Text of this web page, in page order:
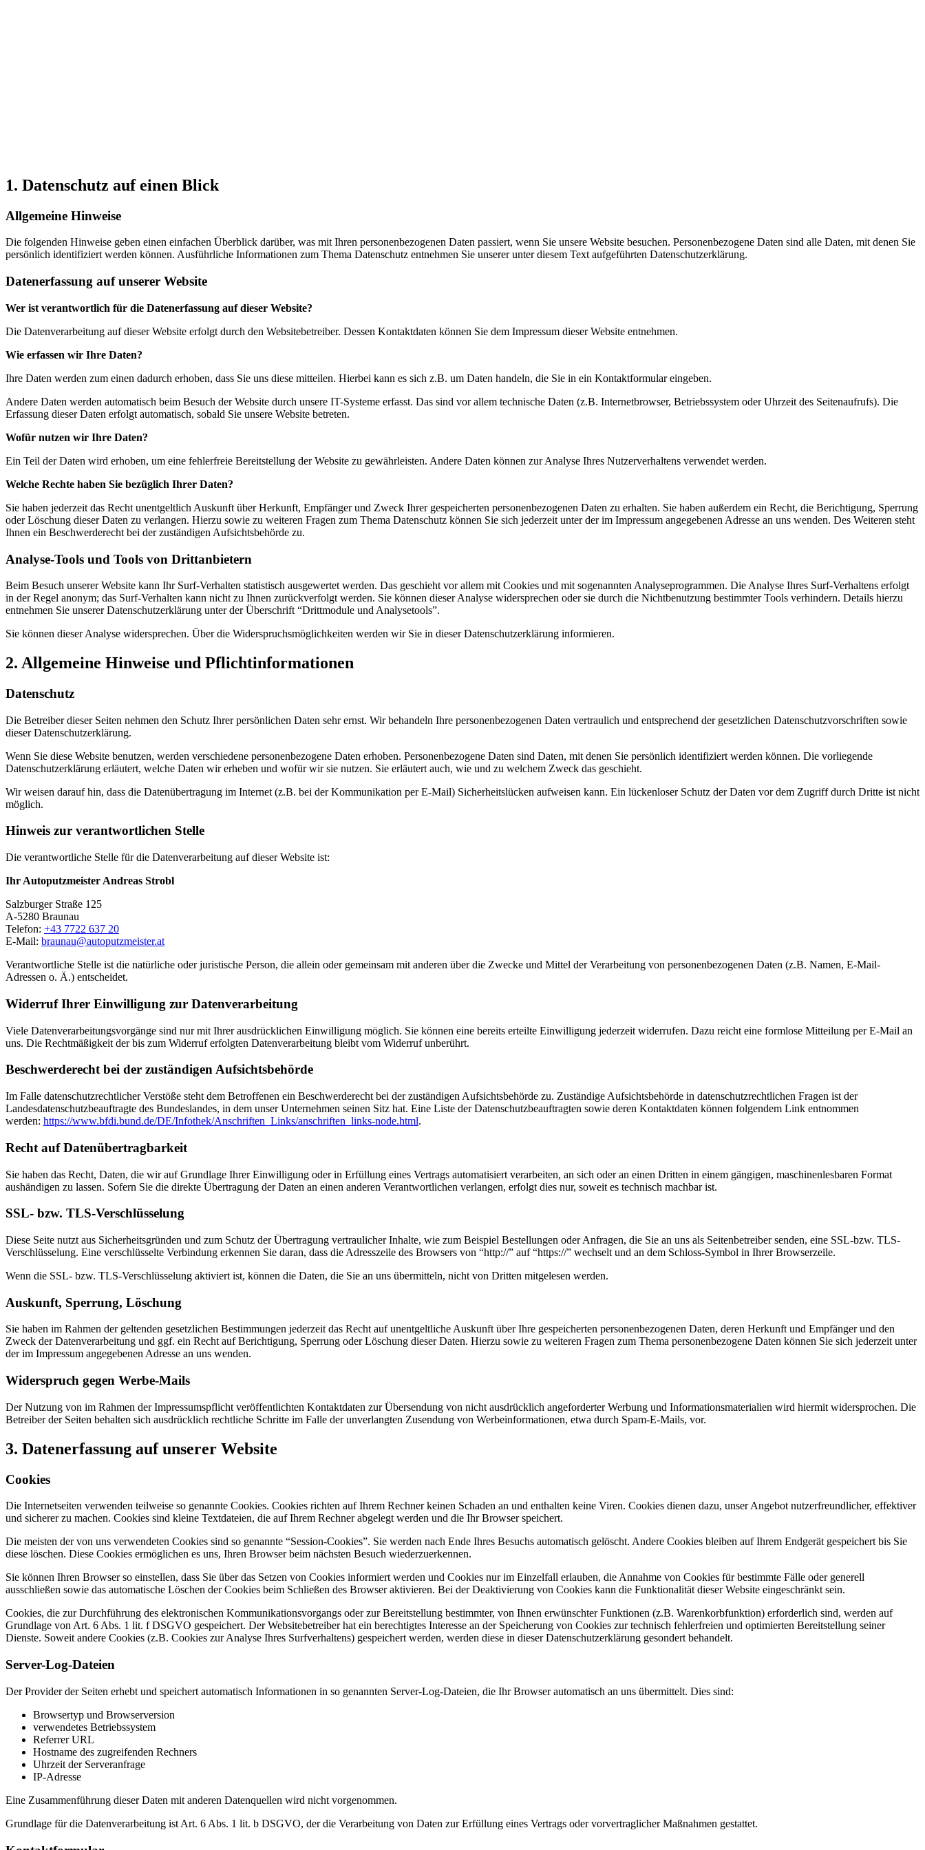
1. Datenschutz auf einen Blick
Allgemeine Hinweise
Die folgenden Hinweise geben einen einfachen Überblick darüber, was mit Ihren personenbezogenen Daten passiert, wenn Sie unsere Website besuchen. Personenbezogene Daten sind alle Daten, mit denen Sie
persönlich identifiziert werden können. Ausführliche Informationen zum Thema Datenschutz entnehmen Sie unserer unter diesem Text aufgeführten Datenschutzerklärung.
Datenerfassung auf unserer Website
Wer ist verantwortlich für die Datenerfassung auf dieser Website?
Die Datenverarbeitung auf dieser Website erfolgt durch den Websitebetreiber. Dessen Kontaktdaten können Sie dem Impressum dieser Website entnehmen.
Wie erfassen wir Ihre Daten?
Ihre Daten werden zum einen dadurch erhoben, dass Sie uns diese mitteilen. Hierbei kann es sich z.B. um Daten handeln, die Sie in ein Kontaktformular eingeben.
Andere Daten werden automatisch beim Besuch der Website durch unsere IT-Systeme erfasst. Das sind vor allem technische Daten (z.B. Internetbrowser, Betriebssystem oder Uhrzeit des Seitenaufrufs). Die
Erfassung dieser Daten erfolgt automatisch, sobald Sie unsere Website betreten.
Wofür nutzen wir Ihre Daten?
Ein Teil der Daten wird erhoben, um eine fehlerfreie Bereitstellung der Website zu gewährleisten. Andere Daten können zur Analyse Ihres Nutzerverhaltens verwendet werden.
Welche Rechte haben Sie bezüglich Ihrer Daten?
Sie haben jederzeit das Recht unentgeltlich Auskunft über Herkunft, Empfänger und Zweck Ihrer gespeicherten personenbezogenen Daten zu erhalten. Sie haben außerdem ein Recht, die Berichtigung, Sperrung
oder Löschung dieser Daten zu verlangen. Hierzu sowie zu weiteren Fragen zum Thema Datenschutz können Sie sich jederzeit unter der im Impressum angegebenen Adresse an uns wenden. Des Weiteren steht
Ihnen ein Beschwerderecht bei der zuständigen Aufsichtsbehörde zu.
Analyse-Tools und Tools von Drittanbietern
Beim Besuch unserer Website kann Ihr Surf-Verhalten statistisch ausgewertet werden. Das geschieht vor allem mit Cookies und mit sogenannten Analyseprogrammen. Die Analyse Ihres Surf-Verhaltens erfolgt
in der Regel anonym; das Surf-Verhalten kann nicht zu Ihnen zurückverfolgt werden. Sie können dieser Analyse widersprechen oder sie durch die Nichtbenutzung bestimmter Tools verhindern. Details hierzu
entnehmen Sie unserer Datenschutzerklärung unter der Überschrift “Drittmodule und Analysetools”.
Sie können dieser Analyse widersprechen. Über die Widerspruchsmöglichkeiten werden wir Sie in dieser Datenschutzerklärung informieren.
2. Allgemeine Hinweise und Pflichtinformationen
Datenschutz
Die Betreiber dieser Seiten nehmen den Schutz Ihrer persönlichen Daten sehr ernst. Wir behandeln Ihre personenbezogenen Daten vertraulich und entsprechend der gesetzlichen Datenschutzvorschriften sowie
dieser Datenschutzerklärung.
Wenn Sie diese Website benutzen, werden verschiedene personenbezogene Daten erhoben. Personenbezogene Daten sind Daten, mit denen Sie persönlich identifiziert werden können. Die vorliegende
Datenschutzerklärung erläutert, welche Daten wir erheben und wofür wir sie nutzen. Sie erläutert auch, wie und zu welchem Zweck das geschieht.
Wir weisen darauf hin, dass die Datenübertragung im Internet (z.B. bei der Kommunikation per E-Mail) Sicherheitslücken aufweisen kann. Ein lückenloser Schutz der Daten vor dem Zugriff durch Dritte ist nicht
möglich.
Hinweis zur verantwortlichen Stelle
Die verantwortliche Stelle für die Datenverarbeitung auf dieser Website ist:
Ihr Autoputzmeister Andreas Strobl
Salzburger Straße 125
A-5280 Braunau
Telefon: +43 7722 637 20
E-Mail: braunau@autoputzmeister.at
Verantwortliche Stelle ist die natürliche oder juristische Person, die allein oder gemeinsam mit anderen über die Zwecke und Mittel der Verarbeitung von personenbezogenen Daten (z.B. Namen, E-Mail-
Adressen o. Ä.) entscheidet.
Widerruf Ihrer Einwilligung zur Datenverarbeitung
Viele Datenverarbeitungsvorgänge sind nur mit Ihrer ausdrücklichen Einwilligung möglich. Sie können eine bereits erteilte Einwilligung jederzeit widerrufen. Dazu reicht eine formlose Mitteilung per E-Mail an
uns. Die Rechtmäßigkeit der bis zum Widerruf erfolgten Datenverarbeitung bleibt vom Widerruf unberührt.
Beschwerderecht bei der zuständigen Aufsichtsbehörde
Im Falle datenschutzrechtlicher Verstöße steht dem Betroffenen ein Beschwerderecht bei der zuständigen Aufsichtsbehörde zu. Zuständige Aufsichtsbehörde in datenschutzrechtlichen Fragen ist der
Landesdatenschutzbeauftragte des Bundeslandes, in dem unser Unternehmen seinen Sitz hat. Eine Liste der Datenschutzbeauftragten sowie deren Kontaktdaten können folgendem Link entnommen
werden: https://www.bfdi.bund.de/DE/Infothek/Anschriften_Links/anschriften_links-node.html.
Recht auf Datenübertragbarkeit
Sie haben das Recht, Daten, die wir auf Grundlage Ihrer Einwilligung oder in Erfüllung eines Vertrags automatisiert verarbeiten, an sich oder an einen Dritten in einem gängigen, maschinenlesbaren Format
aushändigen zu lassen. Sofern Sie die direkte Übertragung der Daten an einen anderen Verantwortlichen verlangen, erfolgt dies nur, soweit es technisch machbar ist.
SSL- bzw. TLS-Verschlüsselung
Diese Seite nutzt aus Sicherheitsgründen und zum Schutz der Übertragung vertraulicher Inhalte, wie zum Beispiel Bestellungen oder Anfragen, die Sie an uns als Seitenbetreiber senden, eine SSL-bzw. TLS-
Verschlüsselung. Eine verschlüsselte Verbindung erkennen Sie daran, dass die Adresszeile des Browsers von “http://” auf “https://” wechselt und an dem Schloss-Symbol in Ihrer Browserzeile.
Wenn die SSL- bzw. TLS-Verschlüsselung aktiviert ist, können die Daten, die Sie an uns übermitteln, nicht von Dritten mitgelesen werden.
Auskunft, Sperrung, Löschung
Sie haben im Rahmen der geltenden gesetzlichen Bestimmungen jederzeit das Recht auf unentgeltliche Auskunft über Ihre gespeicherten personenbezogenen Daten, deren Herkunft und Empfänger und den
Zweck der Datenverarbeitung und ggf. ein Recht auf Berichtigung, Sperrung oder Löschung dieser Daten. Hierzu sowie zu weiteren Fragen zum Thema personenbezogene Daten können Sie sich jederzeit unter
der im Impressum angegebenen Adresse an uns wenden.
Widerspruch gegen Werbe-Mails
Der Nutzung von im Rahmen der Impressumspflicht veröffentlichten Kontaktdaten zur Übersendung von nicht ausdrücklich angeforderter Werbung und Informationsmaterialien wird hiermit widersprochen. Die
Betreiber der Seiten behalten sich ausdrücklich rechtliche Schritte im Falle der unverlangten Zusendung von Werbeinformationen, etwa durch Spam-E-Mails, vor.
3. Datenerfassung auf unserer Website
Cookies
Die Internetseiten verwenden teilweise so genannte Cookies. Cookies richten auf Ihrem Rechner keinen Schaden an und enthalten keine Viren. Cookies dienen dazu, unser Angebot nutzerfreundlicher, effektiver
und sicherer zu machen. Cookies sind kleine Textdateien, die auf Ihrem Rechner abgelegt werden und die Ihr Browser speichert.
Die meisten der von uns verwendeten Cookies sind so genannte “Session-Cookies”. Sie werden nach Ende Ihres Besuchs automatisch gelöscht. Andere Cookies bleiben auf Ihrem Endgerät gespeichert bis Sie
diese löschen. Diese Cookies ermöglichen es uns, Ihren Browser beim nächsten Besuch wiederzuerkennen.
Sie können Ihren Browser so einstellen, dass Sie über das Setzen von Cookies informiert werden und Cookies nur im Einzelfall erlauben, die Annahme von Cookies für bestimmte Fälle oder generell
ausschließen sowie das automatische Löschen der Cookies beim Schließen des Browser aktivieren. Bei der Deaktivierung von Cookies kann die Funktionalität dieser Website eingeschränkt sein.
Cookies, die zur Durchführung des elektronischen Kommunikationsvorgangs oder zur Bereitstellung bestimmter, von Ihnen erwünschter Funktionen (z.B. Warenkorbfunktion) erforderlich sind, werden auf
Grundlage von Art. 6 Abs. 1 lit. f DSGVO gespeichert. Der Websitebetreiber hat ein berechtigtes Interesse an der Speicherung von Cookies zur technisch fehlerfreien und optimierten Bereitstellung seiner
Dienste. Soweit andere Cookies (z.B. Cookies zur Analyse Ihres Surfverhaltens) gespeichert werden, werden diese in dieser Datenschutzerklärung gesondert behandelt.
Server-Log-Dateien
Der Provider der Seiten erhebt und speichert automatisch Informationen in so genannten Server-Log-Dateien, die Ihr Browser automatisch an uns übermittelt. Dies sind:
Browsertyp und Browserversion
verwendetes Betriebssystem
Referrer URL
Hostname des zugreifenden Rechners
Uhrzeit der Serveranfrage
IP-Adresse
Eine Zusammenführung dieser Daten mit anderen Datenquellen wird nicht vorgenommen.
Grundlage für die Datenverarbeitung ist Art. 6 Abs. 1 lit. b DSGVO, der die Verarbeitung von Daten zur Erfüllung eines Vertrags oder vorvertraglicher Maßnahmen gestattet.